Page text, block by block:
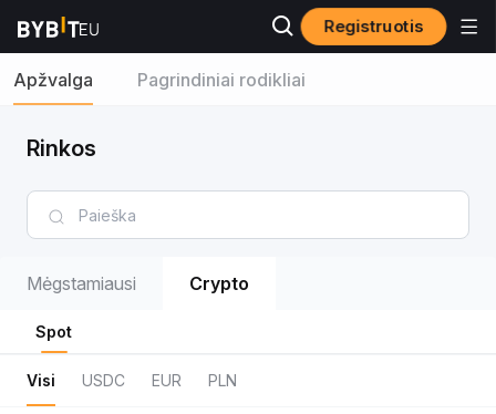
Registruotis
Apžvalga Pagrindiniai rodikliai
Rinkos
Mėgstamiausi Crypto
Spot
Visi USDC EUR PLN